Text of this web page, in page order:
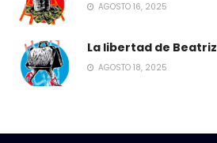
AGOSTO 16, 2025
La libertad de Beatriz
AGOSTO 18, 2025